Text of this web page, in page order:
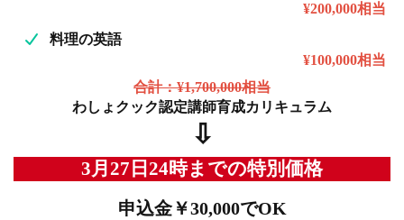
¥200,000相当
料理の英語
¥100,000相当
合計：¥1,700,000相当
わしょクック認定講師育成カリキュラム
⇩
3月27日24時までの特別価格
申込金￥30,000でOK